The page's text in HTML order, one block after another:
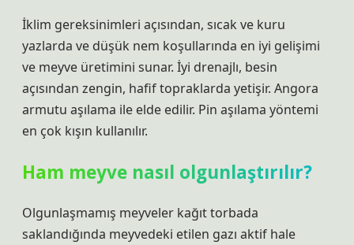
İklim gereksinimleri açısından, sıcak ve kuru
yazlarda ve düşük nem koşullarında en iyi gelişimi
ve meyve üretimini sunar. İyi drenajlı, besin
açısından zengin, hafif topraklarda yetişir. Angora
armutu aşılama ile elde edilir. Pin aşılama yöntemi
en çok kışın kullanılır.
Ham meyve nasıl olgunlaştırılır?
Olgunlaşmamış meyveler kağıt torbada
saklandığında meyvedeki etilen gazı aktif hale